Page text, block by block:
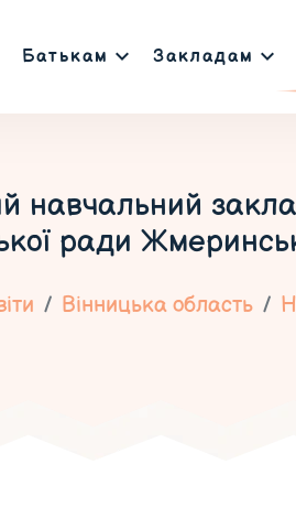
Батькам Закладам
навчальний
ради
Вінницька область